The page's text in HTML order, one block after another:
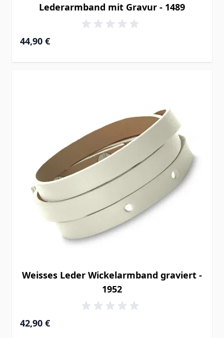
Lederarmband mit Gravur - 1489
44,90 €
Weisses Leder Wickelarmband graviert -
1952
42,90 €